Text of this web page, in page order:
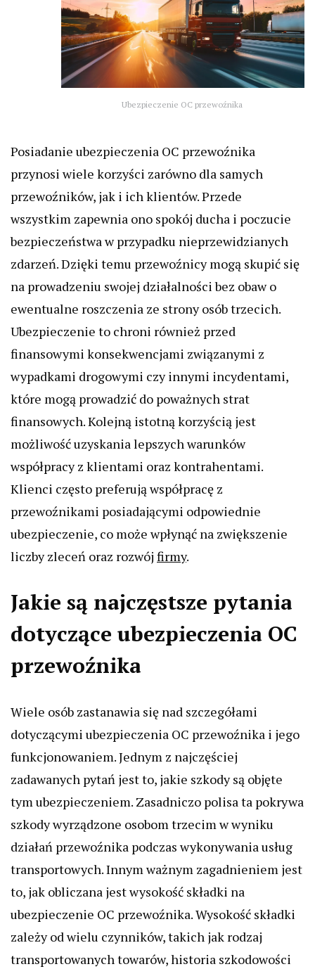
Ubezpieczenie OC przewoźnika
Posiadanie ubezpieczenia OC przewoźnika
przynosi wiele korzyści zarówno dla samych
przewoźników, jak i ich klientów. Przede
wszystkim zapewnia ono spokój ducha i poczucie
bezpieczeństwa w przypadku nieprzewidzianych
zdarzeń. Dzięki temu przewoźnicy mogą skupić się
na prowadzeniu swojej działalności bez obaw o
ewentualne roszczenia ze strony osób trzecich.
Ubezpieczenie to chroni również przed
finansowymi konsekwencjami związanymi z
wypadkami drogowymi czy innymi incydentami,
które mogą prowadzić do poważnych strat
finansowych. Kolejną istotną korzyścią jest
możliwość uzyskania lepszych warunków
współpracy z klientami oraz kontrahentami.
Klienci często preferują współpracę z
przewoźnikami posiadającymi odpowiednie
ubezpieczenie, co może wpłynąć na zwiększenie
liczby zleceń oraz rozwój firmy.
Jakie są najczęstsze pytania
dotyczące ubezpieczenia OC
przewoźnika
Wiele osób zastanawia się nad szczegółami
dotyczącymi ubezpieczenia OC przewoźnika i jego
funkcjonowaniem. Jednym z najczęściej
zadawanych pytań jest to, jakie szkody są objęte
tym ubezpieczeniem. Zasadniczo polisa ta pokrywa
szkody wyrządzone osobom trzecim w wyniku
działań przewoźnika podczas wykonywania usług
transportowych. Innym ważnym zagadnieniem jest
to, jak obliczana jest wysokość składki na
ubezpieczenie OC przewoźnika. Wysokość składki
zależy od wielu czynników, takich jak rodzaj
transportowanych towarów, historia szkodowości